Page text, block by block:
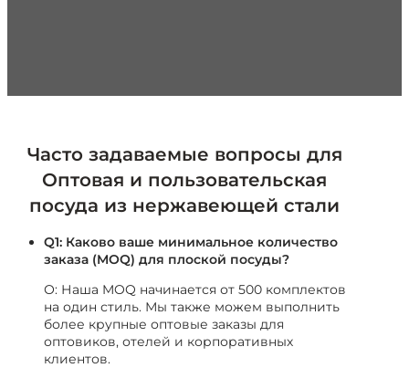
Часто задаваемые вопросы для
Оптовая и пользовательская
посуда из нержавеющей стали
Q1: Каково ваше минимальное количество
заказа (MOQ) для плоской посуды?
О: Наша MOQ начинается от 500 комплектов
на один стиль. Мы также можем выполнить
более крупные оптовые заказы для
оптовиков, отелей и корпоративных
клиентов.